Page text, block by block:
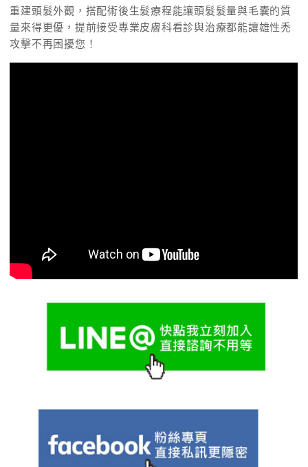
重建頭髮外觀，搭配術後生髮療程能讓頭髮髮量與毛囊的質
量來得更優，提前接受專業皮膚科看診與治療都能讓雄性禿
攻擊不再困擾您！